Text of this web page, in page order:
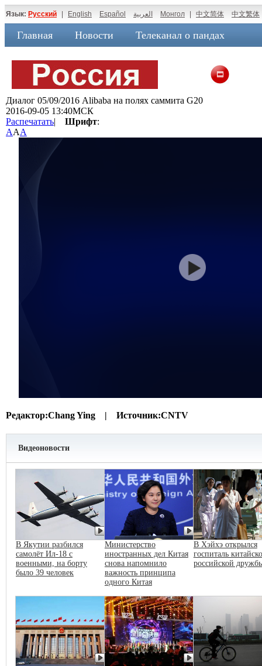
Язык: Русский English Español العربية Монгол 中文简体 中文繁体
Главная Новости Телеканал о пандах
Диалог 05/09/2016 Alibaba на полях саммита G20
2016-09-05 13:40МСК
Распечатать| Шрифт:
AAA
Редактор:Chang Ying | Источник:CNTV
Видеоновости
В Якутии разбился
самолёт Ил-18 с
военными, на борту
было 39 человек
Министерство
иностранных дел Китая
снова напомнило
важность принципа
одного Китая
В Хэйхэ открылся
госпиталь
российской